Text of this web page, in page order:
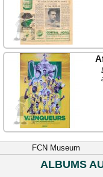
FCN Museum
ALBUMS